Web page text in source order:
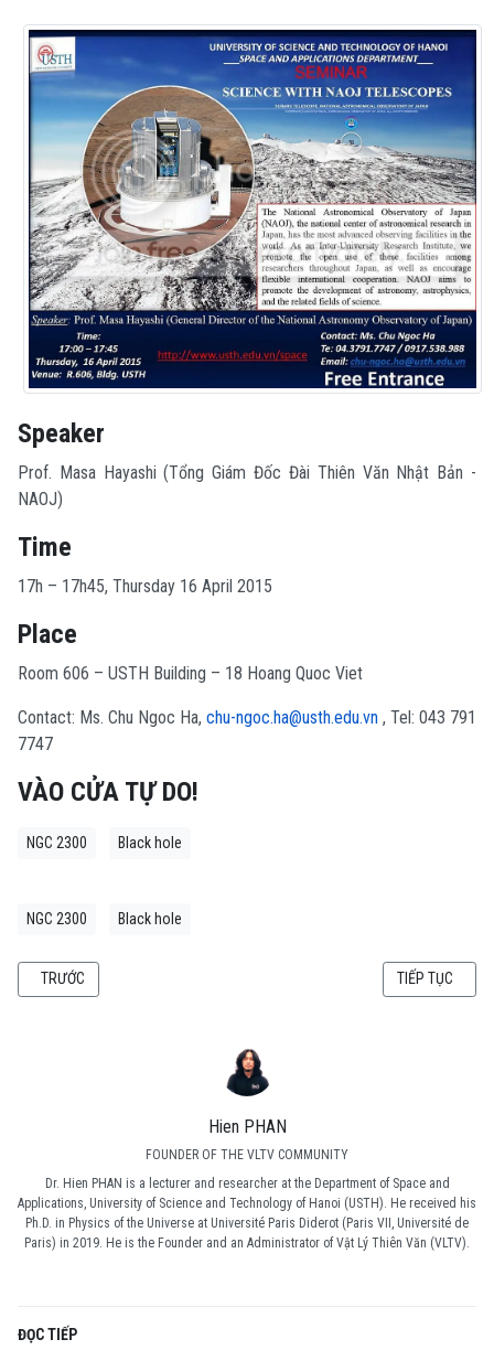
Hien PHAN
FOUNDER OF THE VLTV COMMUNITY
Dr. Hien PHAN is a lecturer and researcher at the Department of Space and
Applications, University of Science and Technology of Hanoi (USTH). He received his
Ph.D. in Physics of the Universe at Université Paris Diderot (Paris VII, Université de
Paris) in 2019. He is the Founder and an Administrator of Vật Lý Thiên Văn (VLTV).
ĐỌC TIẾP
Speaker
Prof. Masa Hayashi (Tổng Giám Đốc Đài Thiên Văn Nhật Bản -
NAOJ)
Time
17h – 17h45, Thursday 16 April 2015
Place
Room 606 – USTH Building – 18 Hoang Quoc Viet
Contact: Ms. Chu Ngoc Ha, chu-ngoc.ha@usth.edu.vn , Tel: 043 791
7747
VÀO CỬA TỰ DO!
NGC 2300 Black hole
NGC 2300 Black hole
BÀI VIẾT TRƯỚC: [SEMINAR] KÍNH THIÊN VĂN NHIỆT ĐỘ THẤP QUAN SÁT
TRƯỚC BÀI VIẾT KẾ
TIẾP TỤC